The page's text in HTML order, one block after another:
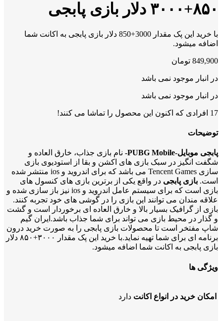
۳۰۰۰+۸۵۰ دلار بازی پابجی
با خرید این پک مقدار 3000+850 دلار بازی پابجی به اکانت شما
اضافه میشود.
849,900 تومان
در انبار موجود نمی باشد
در انبار موجود نمی باشد
17 افرادی که اکنون این محصول را تماشا می کنند!
توضیحات
پابجی موبایل-PUBG Mobile- نام بازی جذاب، خارق العاده و
شگفت انگیز در سبک بازی های اکشن و بقا از استودیوی بازی
سازی Tencent Games می باشد که برای اندروید و ios منتشر شده
است. بازی پابجی در واقع یکی از برترین بازی های کنسول های
بازی است که برای سیستم عامل اندروید و ios نیز باز سازی شده و
علاقه مندان می توانند این بازی را در گوشی های خود تجربه کنند.
بازی از گرافیک بسیار بالا و خارق العاده ای برخوردار است و گشت
و گذار در محیط بازی می تواند برای شما جذاب باشد.ایران گیم
شاپ مفتخر است تا محصولات بازی پابجی را به صورت خرید درون
برنامه ای برای شما تهیه نماید.با خرید این پک مقدار ۳۰۰۰+۸۵۰ دلار
بازی پابجی به اکانت شما اضافه میشود.
ویژگی ها
امکان خرید در انواع اکانت دارد